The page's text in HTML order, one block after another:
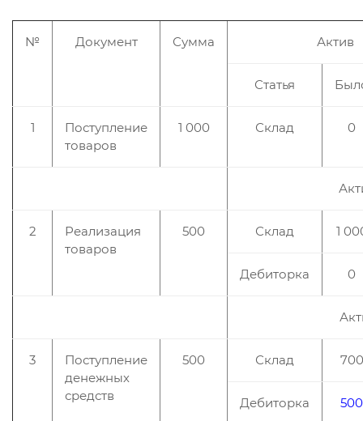
№ Документ Сумма Актив
Статья
1
Поступление
товаров
1 000 Склад 0
2
Реализация
товаров
500 Склад 1
Дебиторка 0
3
Поступление
денежных
средств
500 Склад 700
Дебиторка 500